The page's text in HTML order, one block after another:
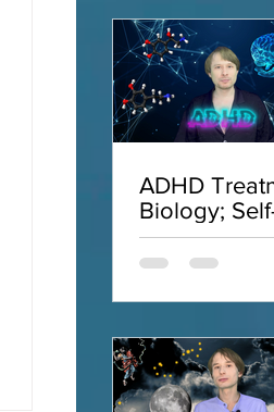
ADHD
Biology;
Acceptance;
Interviews;